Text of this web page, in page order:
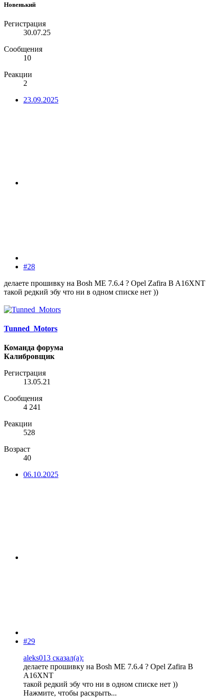
Новенький
Регистрация
30.07.25
Сообщения
10
Реакции
2
23.09.2025
#28
делаете прошивку на Bosh ME 7.6.4 ? Opel Zafira B A16XNT
такой редкий эбу что ни в одном списке нет ))
Tunned_Motors
Команда форума
Калибровщик
Регистрация
13.05.21
Сообщения
4 241
Реакции
528
Возраст
40
06.10.2025
#29
aleks013 сказал(а):
делаете прошивку на Bosh ME 7.6.4 ? Opel Zafira B
A16XNT
такой редкий эбу что ни в одном списке нет ))
Нажмите, чтобы раскрыть...